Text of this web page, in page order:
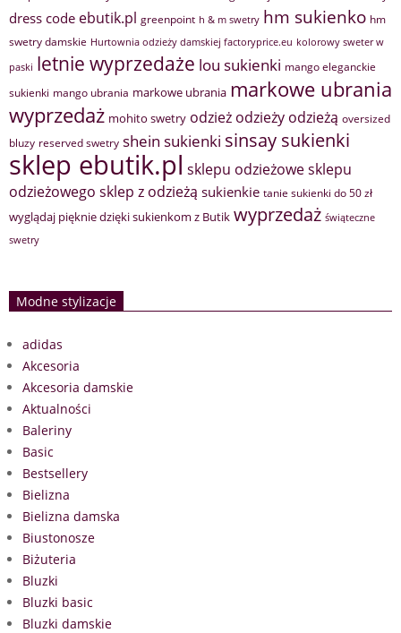
dress code ebutik.pl greenpoint h & m swetry hm sukienko hm
swetry damskie Hurtownia odzieży damskiej factoryprice.eu kolorowy sweter w
paski letnie wyprzedaże lou sukienki mango eleganckie
sukienki mango ubrania markowe ubrania markowe ubrania
wyprzedaż mohito swetry odzież odzieży odzieżą oversized
bluzy reserved swetry shein sukienki sinsay sukienki
sklep ebutik.pl sklepu odzieżowesklepu
odzieżowego sklep z odzieżą sukienkie tanie sukienki do 50 zł
wyglądaj pięknie dzięki sukienkom z Butik wyprzedaż świąteczne
swetry
Modne stylizacje
adidas
Akcesoria
Akcesoria damskie
Aktualności
Baleriny
Basic
Bestsellery
Bielizna
Bielizna damska
Biustonosze
Biżuteria
Bluzki
Bluzki basic
Bluzki damskie